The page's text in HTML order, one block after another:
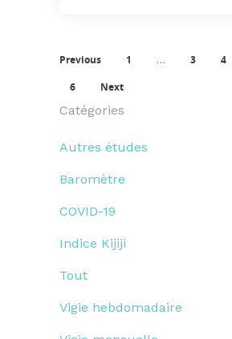
Previous 1 … 3 4
6 Next
Catégories
Autres études
Baromètre
COVID-19
Indice Kijiji
Tout
Vigie hebdomadaire